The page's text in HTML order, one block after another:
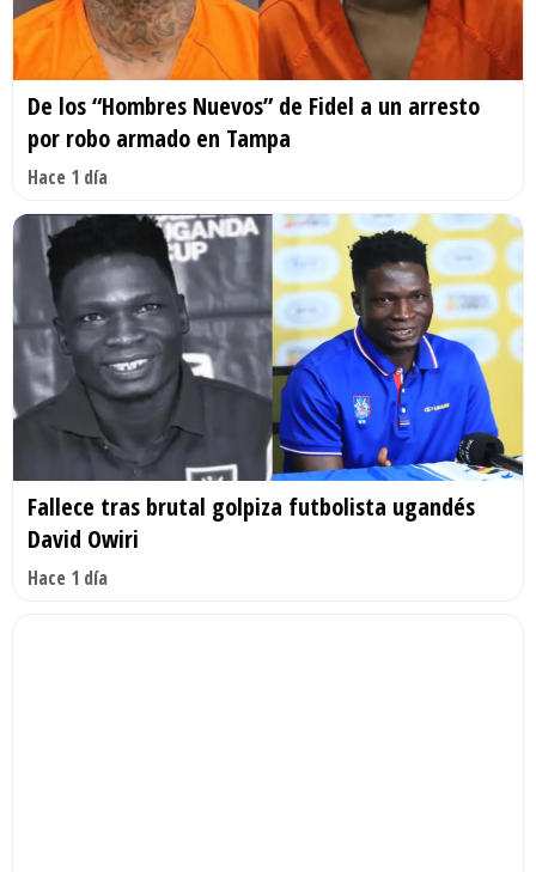
De los “Hombres Nuevos” de Fidel a un arresto
por robo armado en Tampa
Hace 1 día
Fallece tras brutal golpiza futbolista ugandés
David Owiri
Hace 1 día